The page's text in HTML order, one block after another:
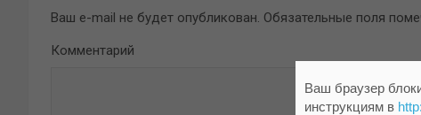
Ваш e-mail не будет опубликован. Обязательные поля
Комментарий
Ваш браузер
инструкциям в